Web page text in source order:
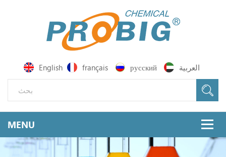
English français русский العربية